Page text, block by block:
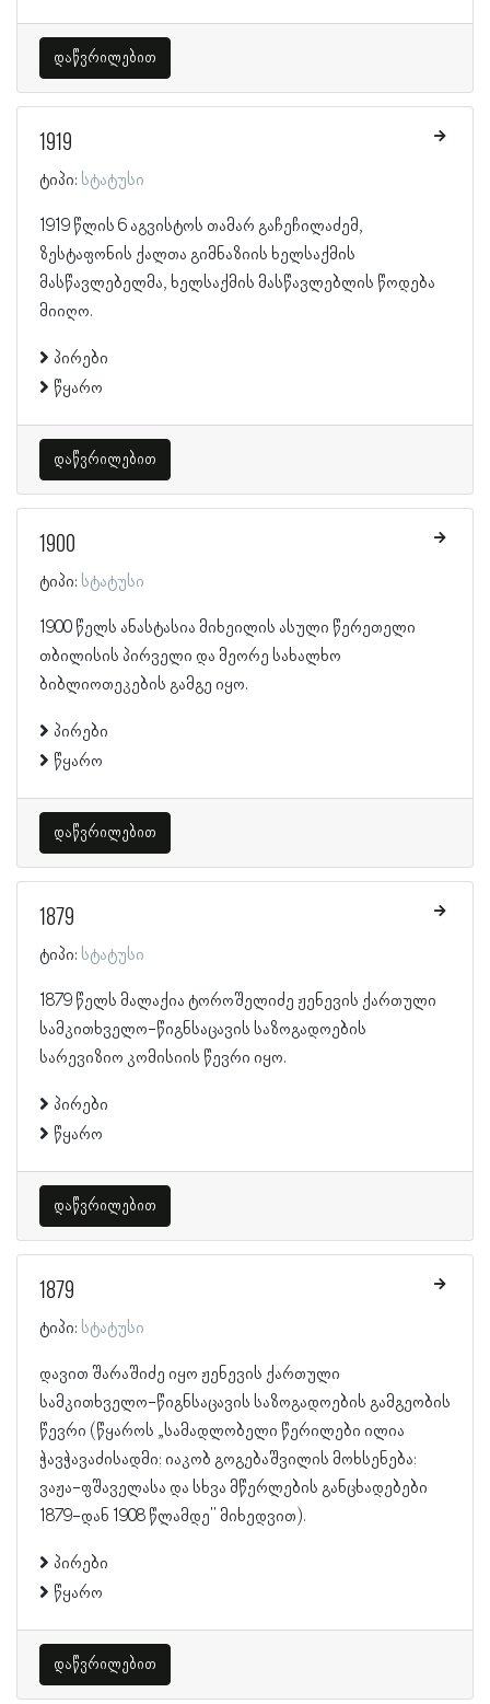
დაწვრილებით
1919
ტიპი: სტატუსი
1919 წლის 6 აგვისტოს თამარ გაჩეჩილაძემ,
ზესტაფონის ქალთა გიმნაზიის ხელსაქმის
მასწავლებელმა, ხელსაქმის მასწავლებლის წოდება
მიიღო.
პირები
წყარო
დაწვრილებით
1900
ტიპი: სტატუსი
1900 წელს ანასტასია მიხეილის ასული წერეთელი
თბილისის პირველი და მეორე სახალხო
ბიბლიოთეკების გამგე იყო.
პირები
წყარო
დაწვრილებით
1879
ტიპი: სტატუსი
1879 წელს მალაქია ტოროშელიძე ჟენევის ქართული
სამკითხველო-წიგნსაცავის საზოგადოების
სარევიზიო კომისიის წევრი იყო.
პირები
წყარო
დაწვრილებით
1879
ტიპი: სტატუსი
დავით შარაშიძე იყო ჟენევის ქართული
სამკითხველო-წიგნსაცავის საზოგადოების გამგეობის
წევრი (წყაროს „სამადლობელი წერილები ილია
ჭავჭავაძისადმი; იაკობ გოგებაშვილის მოხსენება;
ვაჟა-ფშაველასა და სხვა მწერლების განცხადებები
1879-დან 1908 წლამდე" მიხედვით).
პირები
წყარო
დაწვრილებით